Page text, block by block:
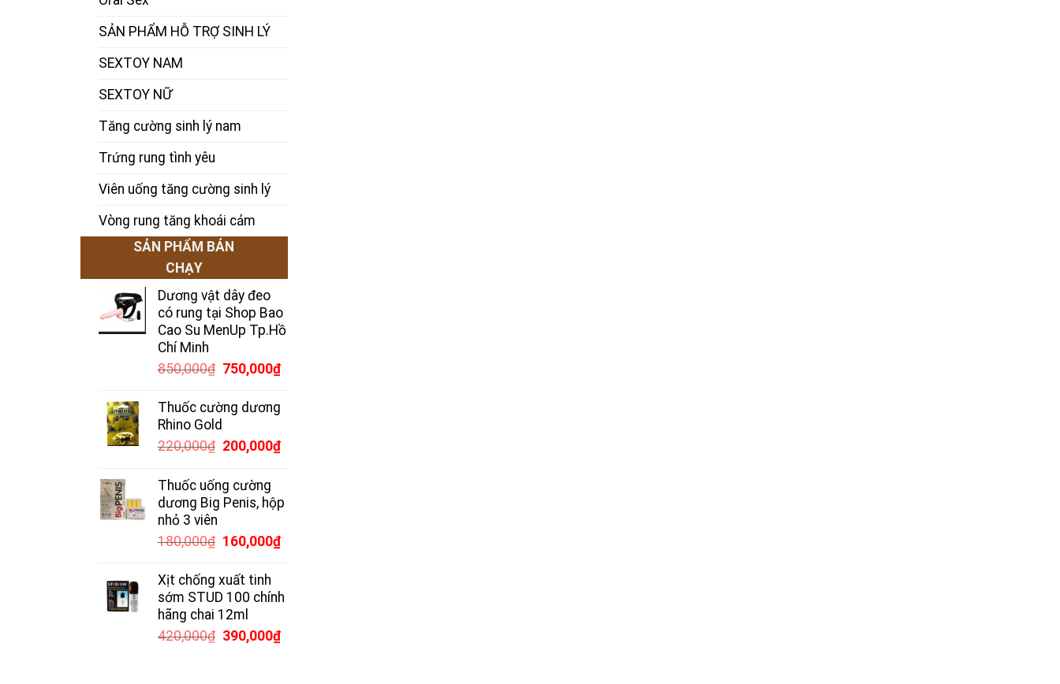
SẢN PHẨM HỖ TRỢ SINH LÝ
SEXTOY NAM
SEXTOY NỮ
Tăng cường sinh lý nam
Trứng rung tình yêu
Viên uống tăng cường sinh lý
Vòng rung tăng khoái cảm
SẢN PHẨM BÁN
CHẠY
Dương vật dây đeo
có rung tại Shop Bao
Cao Su MenUp Tp.Hồ
Chí Minh
850,000₫ Giá
là:
850,000₫.
750,000₫Giá
tại
750,000₫.
Thuốc cường dương
Rhino Gold
220,000₫ Giá
là:
220,000₫.
200,000₫Giá
là:
Thuốc uống cường
dương Big Penis, hộp
nhỏ 3 viên
180,000₫ Giá
là:
180,000₫.
160,000₫Giá
là:
Xịt chống xuất tinh
sớm STUD 100 chính
hãng chai 12ml
420,000₫ Giá
390,000₫Giá